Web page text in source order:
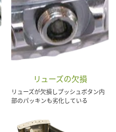
リューズの欠損
リューズが欠損しプッシュボタン内
部のパッキンも劣化している